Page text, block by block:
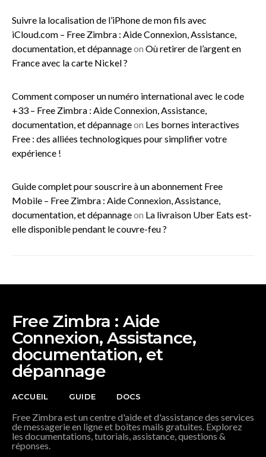
Suivre la localisation de l’iPhone de mon fils avec
iCloud.com – Free Zimbra : Aide Connexion, Assistance,
documentation, et dépannageon Où retirer de l’argent en
France avec la carte Nickel ?
Comment composer un numéro international avec le code
+33 – Free Zimbra : Aide Connexion, Assistance,
documentation, et dépannageon Les bornes interactives
Free : des alliées technologiques pour simplifier votre
expérience !
Guide complet pour souscrire à un abonnement Free
Mobile – Free Zimbra : Aide Connexion, Assistance,
documentation, et dépannageon La livraison Uber Eats est-
elle disponible pendant le couvre-feu ?
Free Zimbra : Aide
Connexion, Assistance,
documentation, et
dépannage
ACCUEIL GUIDE DOCS
Free Zimbra est un centre d'aide et d'assistance des services
de messagerie en ligne et boîtes mails gratuites. Explorez
les documentations, tutorials, assistance, questions &
réponses.